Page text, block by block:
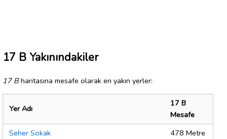
17 B Yakınındakiler
17 Bharitasına mesafe olarak en yakın yerler:
Yer Adı
17 B
Mesafe
Seher Sokak
478 Metre